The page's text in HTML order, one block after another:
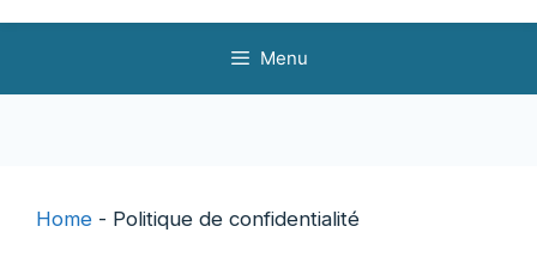
Menu
Home - Politique de confidentialité